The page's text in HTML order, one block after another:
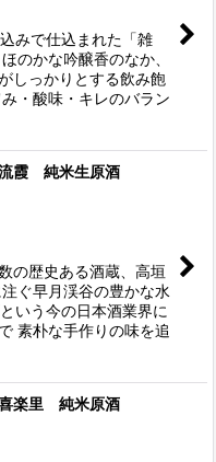
みで仕込まれた「雑
のかな吟醸香のなか、
しっかりとする飲み飽
・酸味・キレのバラン
流霞 純米生原酒
の歴史ある酒蔵、高垣
ぐ早月渓谷の豊かな水
いう今の日本酒業界に
素朴な手作りの味を追
喜楽里 純米原酒